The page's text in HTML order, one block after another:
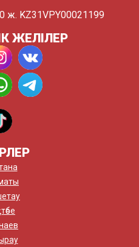
ж. KZ31VPY00021199
ЖЕЛІЛЕР